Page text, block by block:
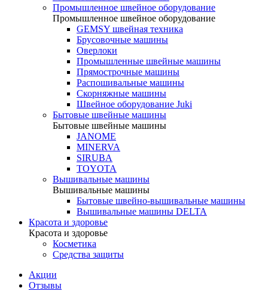
Промышленное швейное оборудование
Промышленное швейное оборудование
GEMSY швейная техника
Брусовочные машины
Оверлоки
Промышленные швейные машины
Прямострочные машины
Распошивальные машины
Скорняжные машины
Швейное оборудование Juki
Бытовые швейные машины
Бытовые швейные машины
JANOME
MINERVA
SIRUBA
TOYOTA
Вышивальные машины
Вышивальные машины
Бытовые швейно-вышивальные машины
Вышивальные машины DELTA
Красота и здоровье
Красота и здоровье
Косметика
Средства защиты
Акции
Отзывы